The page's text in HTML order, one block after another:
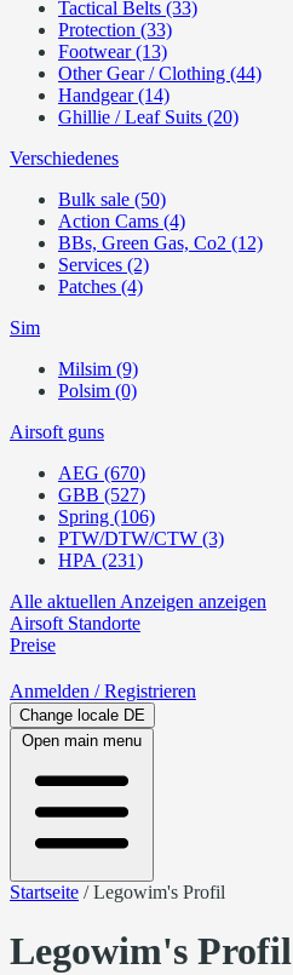
Tactical Belts (33)
Protection (33)
Footwear (13)
Other Gear / Clothing (44)
Handgear (14)
Ghillie / Leaf Suits (20)
Verschiedenes
Bulk sale (50)
Action Cams (4)
BBs, Green Gas, Co2 (12)
Services (2)
Patches (4)
Sim
Milsim (9)
Polsim (0)
Airsoft guns
AEG (670)
GBB (527)
Spring (106)
PTW/DTW/CTW (3)
HPA (231)
Alle aktuellen Anzeigen anzeigen
Airsoft Standorte
Preise
Anmelden / Registrieren
Change locale DE
Open main menu
Startseite /Legowim's Profil
Legowim's Profil